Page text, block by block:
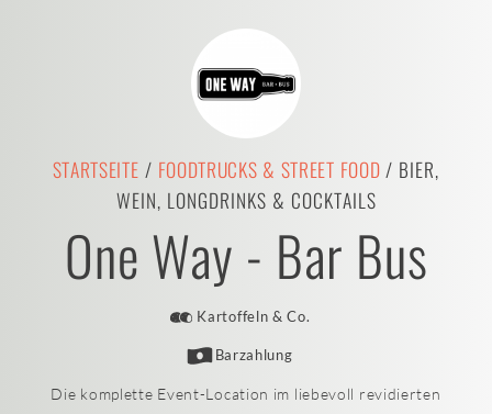
STARTSEITE / FOODTRUCKS & STREET FOOD/ BIER,
WEIN, LONGDRINKS & COCKTAILS
One Way - Bar Bus
Kartoffeln & Co.
Barzahlung
Die komplette Event-Location im liebevoll revidierten